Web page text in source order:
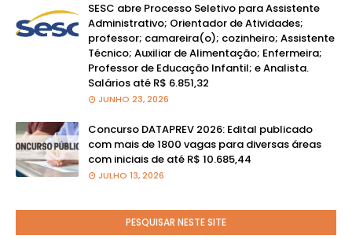
SESC abre Processo Seletivo para Assistente
Administrativo; Orientador de Atividades;
professor; camareira(o); cozinheiro; Assistente
Técnico; Auxiliar de Alimentação; Enfermeira;
Professor de Educação Infantil; e Analista.
Salários até R$ 6.851,32
JUNHO 23, 2026
Concurso DATAPREV 2026: Edital publicado
com mais de 1800 vagas para diversas áreas
com iniciais de até R$ 10.685,44
JULHO 13, 2026
PESQUISAR NESTE SITE